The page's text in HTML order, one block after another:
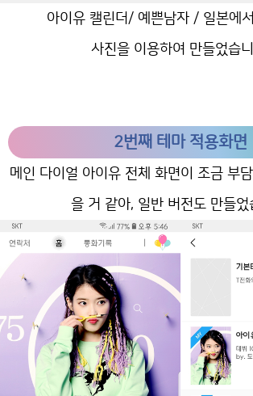
아이유 캘린더/ 예쁜남자 / 일본에
사진을 이용하여 만들었습
2번째 테마 적용화면
메인 다이얼 아이유 전체 화면이 조금 부
을 거 같아, 일반 버전도 만들었